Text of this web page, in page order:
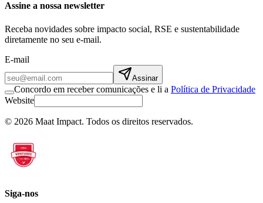
Assine a nossa newsletter
Receba novidades sobre impacto social, RSE e sustentabilidade
diretamente no seu e-mail.
E-mail
Assinar
Concordo em receber comunicações e li a Política de Privacidade
Website
© 2026 Maat Impact. Todos os direitos reservados.
Siga-nos